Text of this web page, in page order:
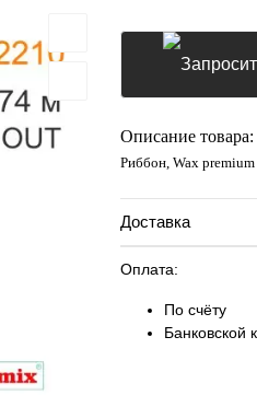
Описание товара:
Риббон, Wax
Доставка
Оплата:
По счёту
Банковской